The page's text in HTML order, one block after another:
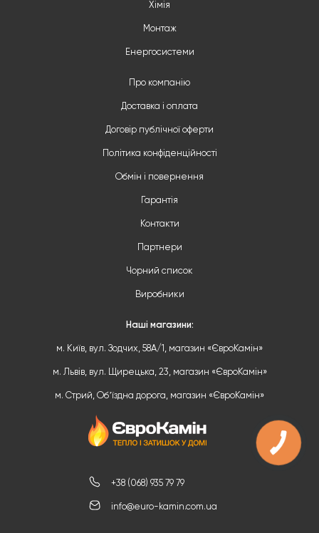
+38 (068) 935 79 79
info@euro-kamin.com.ua
Хімія
Монтаж
Енергосистеми
Про компанію
Доставка і оплата
Договір публічної оферти
Політика конфіденційності
Обмін і повернення
Гарантія
Контакти
Партнери
Чорний список
Виробники
Наші магазини:
м. Київ, вул. Зодчих, 58А/1, магазин «ЄвроКамін»
м. Львів, вул. Щирецька, 23, магазин «ЄвроКамін»
м. Стрий, Обʼїздна дорога, магазин «ЄвроКамін»